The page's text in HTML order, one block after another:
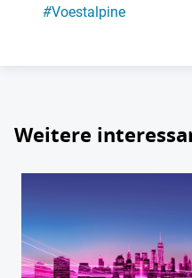
#Voestalpine
Weitere